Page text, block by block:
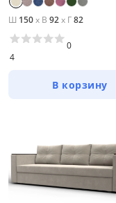
Ш 150x В 92x Г82
4
0
В корзину